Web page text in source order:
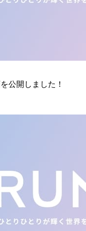
公開しました！